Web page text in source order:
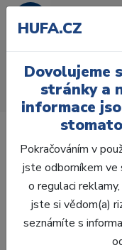
Úvod Ordinace
Kovové matrice
Laboratoř
Ordinace
HUFA.CZ
Dovolujeme
stránky a
informace
Pokračováním v
jste odborníkem ve
o regulaci
jste si vědom(a)
seznámíte s